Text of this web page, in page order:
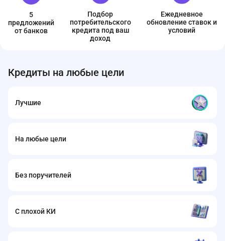
5
предложений
от банков
Подбор
потребительского
кредита под ваш
доход
Ежедневное
обновление ставок и
условий
Кредиты на любые цели
Лучшие
На любые цели
Без поручителей
С плохой КИ